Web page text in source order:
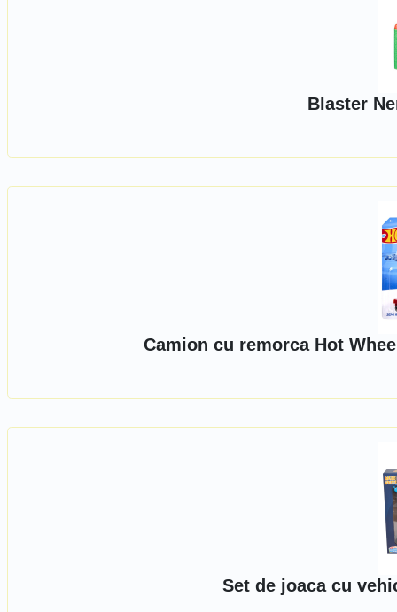
Blaster
Camion cu remorca Hot
Set de joaca cu